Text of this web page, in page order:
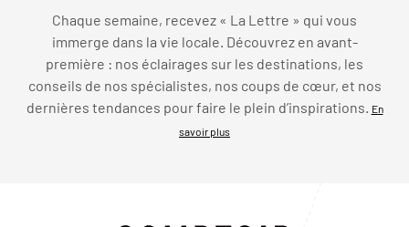
Chaque semaine, recevez « La Lettre » qui vous
immerge dans la vie locale. Découvrez en avant-
première : nos éclairages sur les destinations, les
conseils de nos spécialistes, nos coups de cœur, et nos
dernières tendances pour faire le plein d’inspirations. En
savoir plus